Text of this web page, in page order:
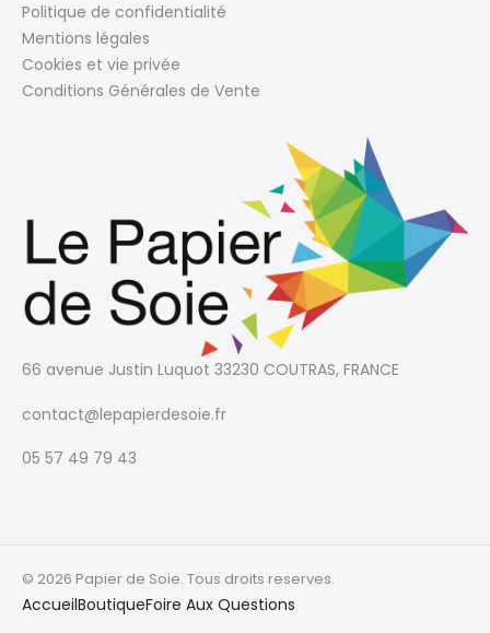
Politique de confidentialité
Mentions légales
Cookies et vie privée
Conditions Générales de Vente
66 avenue Justin Luquot 33230 COUTRAS, FRANCE
contact@lepapierdesoie.fr
05 57 49 79 43
© 2026 Papier de Soie. Tous droits reserves.
AccueilBoutiqueFoire Aux Questions